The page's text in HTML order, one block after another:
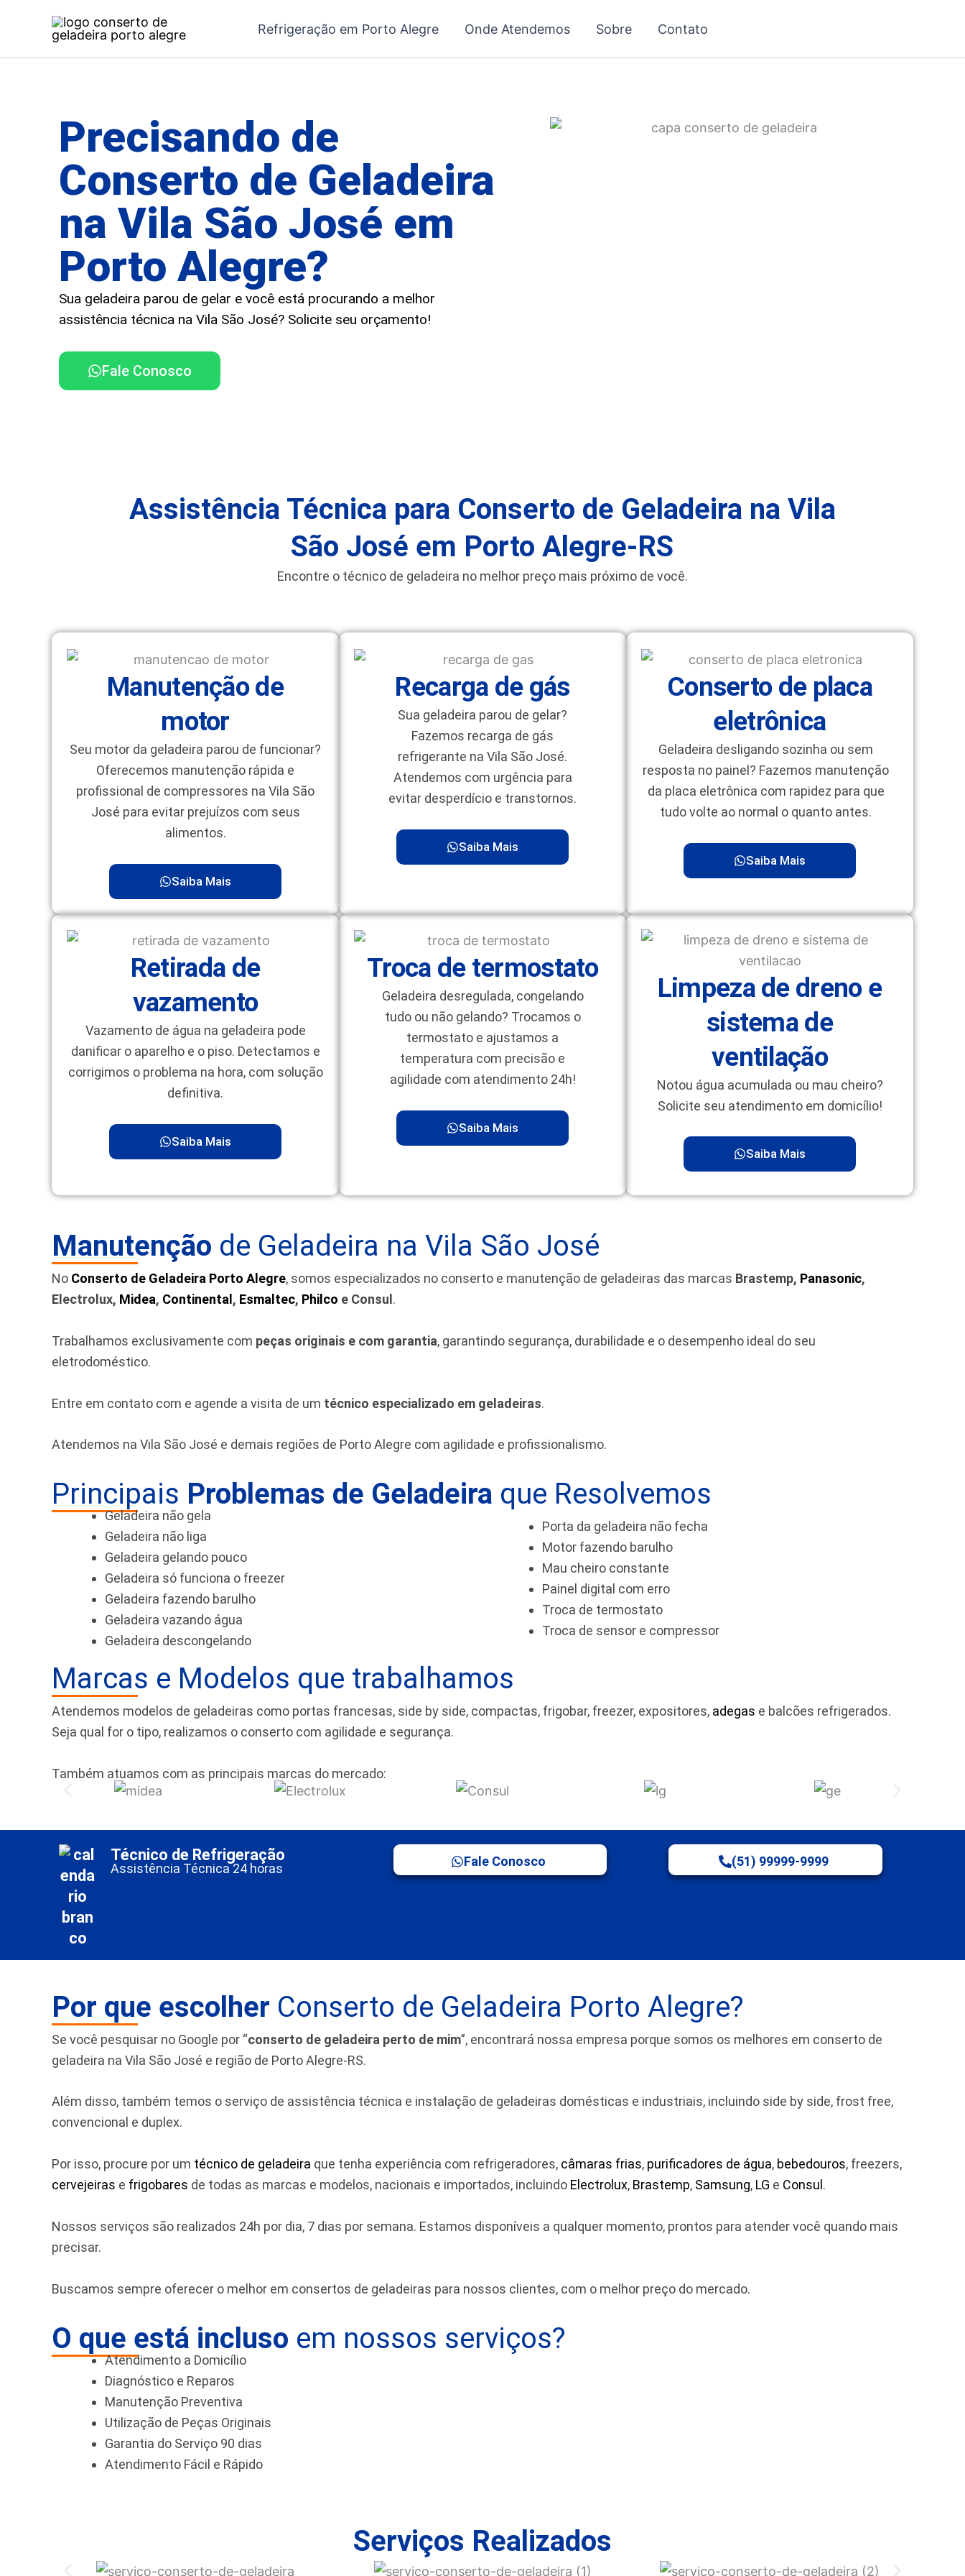
Refrigeração em Porto Alegre Onde Atendemos Sobre Contato
Precisando de
Conserto de Geladeira
na Vila São José em
Porto Alegre?
Sua geladeira parou de gelar e você está procurando a melhor
assistência técnica na Vila São José? Solicite seu orçamento!
Fale Conosco
Assistência Técnica para Conserto de Geladeira na Vila
São José em Porto Alegre-RS
Encontre o técnico de geladeira no melhor preço mais próximo de você.
Manutenção de
motor
Seu motor da geladeira parou de funcionar?
Oferecemos manutenção rápida e
profissional de compressores na Vila São
José para evitar prejuízos com seus
alimentos.
Saiba Mais
Recarga de gás
Sua geladeira parou de gelar?
Fazemos recarga de gás
refrigerante na Vila São José.
Atendemos com urgência para
evitar desperdício e transtornos.
Saiba Mais
Conserto de placa
eletrônica
Geladeira desligando sozinha ou sem
resposta no painel? Fazemos manutenção
da placa eletrônica com rapidez para que
tudo volte ao normal o quanto antes.
Saiba Mais
Retirada de
vazamento
Vazamento de água na geladeira pode
danificar o aparelho e o piso. Detectamos e
corrigimos o problema na hora, com solução
definitiva.
Saiba Mais
Troca de termostato
Geladeira desregulada, congelando
tudo ou não gelando? Trocamos o
termostato e ajustamos a
temperatura com precisão e
agilidade com atendimento 24h!
Saiba Mais
Limpeza de dreno e
sistema de
ventilação
Notou água acumulada ou mau cheiro?
Solicite seu atendimento em domicílio!
Saiba Mais
Manutenção de Geladeira na Vila São José
No Conserto de Geladeira Porto Alegre, somos especializados no conserto e manutenção de geladeiras das marcas Brastemp, Panasonic,
Electrolux, Midea, Continental , Esmaltec, Philco e Consul .
Trabalhamos exclusivamente com peças originais e com garantia, garantindo segurança, durabilidade e o desempenho ideal do seu
eletrodoméstico.
Entre em contato com e agende a visita de um técnico especializado em geladeiras.
Atendemos na Vila São José e demais regiões de Porto Alegre com agilidade e profissionalismo.
Principais Problemas de Geladeira que Resolvemos
Geladeira não gela
Geladeira não liga
Geladeira gelando pouco
Geladeira só funciona o freezer
Geladeira fazendo barulho
Geladeira vazando água
Geladeira descongelando
Porta da geladeira não fecha
Motor fazendo barulho
Mau cheiro constante
Painel digital com erro
Troca de termostato
Troca de sensor e compressor
Marcas e Modelos que trabalhamos
Atendemos modelos de geladeiras como portas francesas, side by side, compactas, frigobar, freezer, expositores, adegas e balcões refrigerados.
Seja qual for o tipo, realizamos o conserto com agilidade e segurança.
Também atuamos com as principais marcas do mercado:
Técnico de Refrigeração
Assistência Técnica 24 horas Fale Conosco (51) 99999-9999
Por que escolher Conserto de Geladeira Porto Alegre?
Se você pesquisar no Google por “conserto de geladeira perto de mim”, encontrará nossa empresa porque somos os melhores em conserto de
geladeira na Vila São José e região de Porto Alegre-RS.
Além disso, também temos o serviço de assistência técnica e instalação de geladeiras domésticas e industriais, incluindo side by side, frost free,
convencional e duplex.
Por isso, procure por um técnico de geladeira que tenha experiência com refrigeradores, câmaras frias, purificadores de água, bebedouros, freezers,
cervejeiras e frigobares de todas as marcas e modelos, nacionais e importados, incluindo Electrolux, Brastemp, Samsung, LG e Consul .
Nossos serviços são realizados 24h por dia, 7 dias por semana. Estamos disponíveis a qualquer momento, prontos para atender você quando mais
precisar.
Buscamos sempre oferecer o melhor em consertos de geladeiras para nossos clientes, com o melhor preço do mercado.
O que está incluso em nossos serviços?
Atendimento a Domicílio
Diagnóstico e Reparos
Manutenção Preventiva
Utilização de Peças Originais
Garantia do Serviço 90 dias
Atendimento Fácil e Rápido
Serviços Realizados